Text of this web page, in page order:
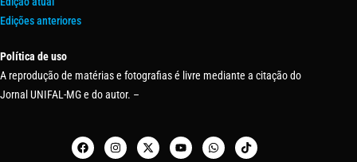
Edições anteriores
Política de uso
A reprodução de matérias e fotografias é livre mediante a citação do
Jornal UNIFAL-MG e do autor. –